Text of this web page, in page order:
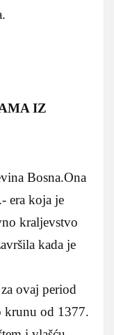
IZ
Bosna.Ona
era koja je
kraljevstvo
kada je
ovaj period
od 1377.